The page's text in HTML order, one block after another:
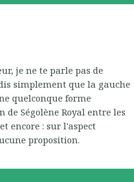
je ne te parle pas de
simplement que la gauche
quelconque forme
Ségolène Royal entre les
encore : sur l'aspect
proposition.